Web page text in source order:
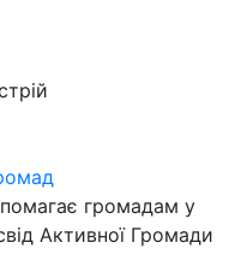
громадам у
Активної Громади